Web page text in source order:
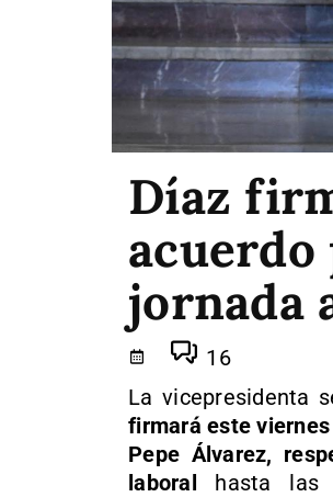
Díaz
acuerdo
jornada
16
La vicepresidenta
firmará este viernes
Pepe Álvarez,
laboral hasta las